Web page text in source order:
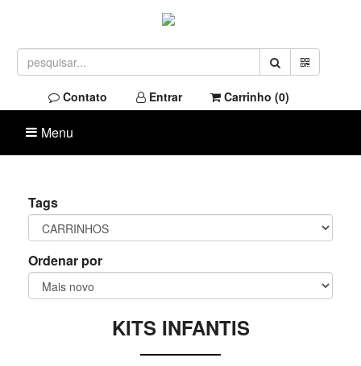
Contato Entrar Carrinho (0)
Menu
Tags
Ordenar por
KITS INFANTIS